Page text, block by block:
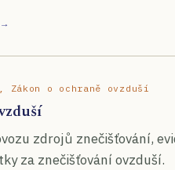
Zákon o ochraně ovzduší
zdrojů znečišťování,
za znečišťování ovzduší.